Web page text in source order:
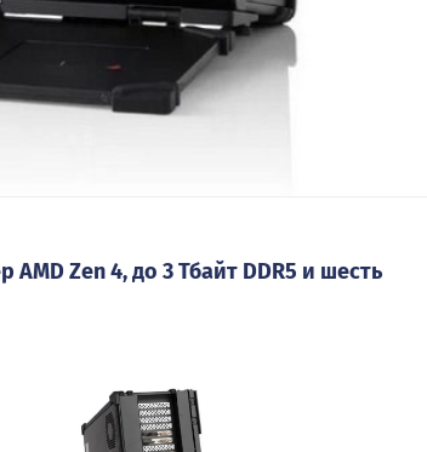
Zen 4, до 3 Тбайт DDR5 и шесть